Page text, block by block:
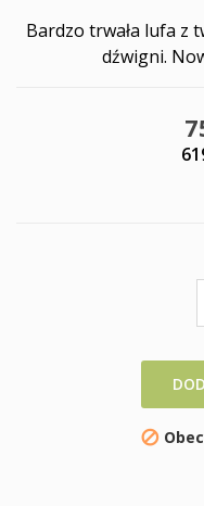
Bardzo trwała lufa z
dźwigni.
